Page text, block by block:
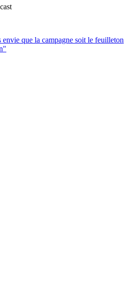
que la campagne soit le feuilleton